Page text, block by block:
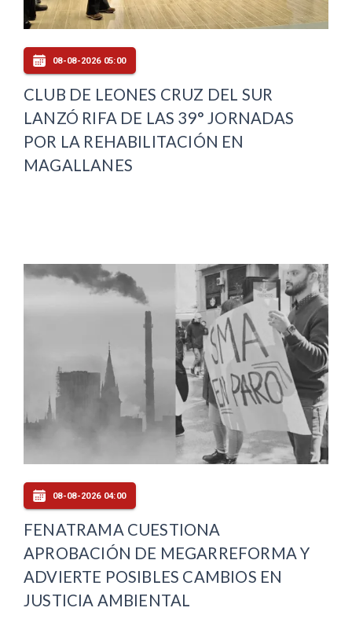
08-08-2026 05:00
CLUB DE LEONES CRUZ DEL SUR
LANZÓ RIFA DE LAS 39° JORNADAS
POR LA REHABILITACIÓN EN
MAGALLANES
08-08-2026 04:00
FENATRAMA CUESTIONA
APROBACIÓN DE MEGARREFORMA Y
ADVIERTE POSIBLES CAMBIOS EN
JUSTICIA AMBIENTAL